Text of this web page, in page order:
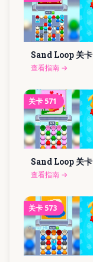
Sand Loop 关卡
查看指南 →
关卡 571
Sand Loop 关卡
查看指南 →
关卡 573